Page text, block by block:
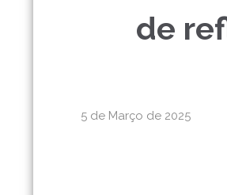
de
5 de Março de 2025